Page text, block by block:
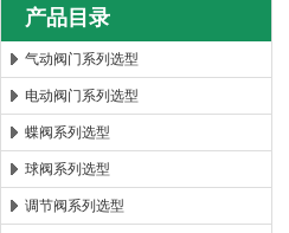
郑州森玛自控阀门有限
产品目录
气动阀门系列选型
电动阀门系列选型
蝶阀系列选型
球阀系列选型
调节阀系列选型